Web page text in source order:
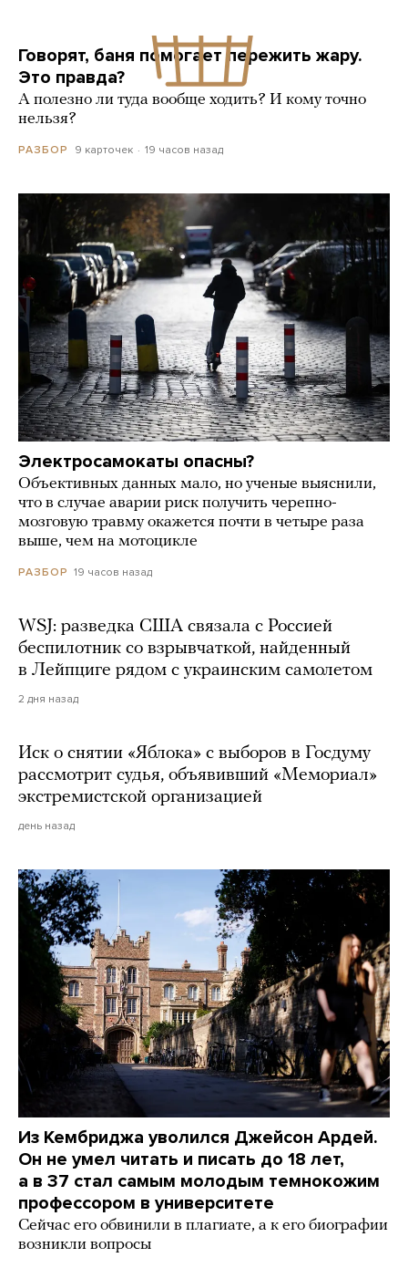
Говорят, баня помогает пережить жару.
Это правда?
А полезно ли туда вообще ходить? И кому точно
нельзя?
РАЗБОР 9 карточек 19 часов назад
Электросамокаты опасны?
Объективных данных мало, но ученые выяснили,
что в случае аварии риск получить черепно-
мозговую травму окажется почти в четыре раза
выше, чем на мотоцикле
РАЗБОР 19 часов назад
WSJ: разведка США связала с Россией
беспилотник со взрывчаткой, найденный
в Лейпциге рядом с украинским самолетом
2 дня назад
Иск о снятии «Яблока» с выборов в Госдуму
рассмотрит судья, объявивший «Мемориал»
экстремистской организацией
день назад
Из Кембриджа уволился Джейсон Ардей.
Он не умел читать и писать до 18 лет,
а в 37 стал самым молодым темнокожим
профессором в университете
Сейчас его обвинили в плагиате, а к его биографии
возникли вопросы